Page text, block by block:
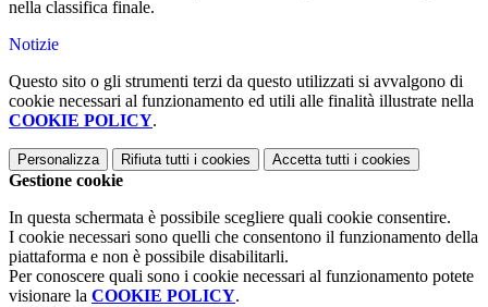
nella classifica finale.
Notizie
Questo sito o gli strumenti terzi da questo utilizzati si avvalgono di
cookie necessari al funzionamento ed utili alle finalità illustrate nella
COOKIE POLICY.
Personalizza Rifiuta tutti i cookies Accetta tutti i cookies
Gestione cookie
In questa schermata è possibile scegliere quali cookie consentire.
I cookie necessari sono quelli che consentono il funzionamento della
piattaforma e non è possibile disabilitarli.
Per conoscere quali sono i cookie necessari al funzionamento potete
visionare la COOKIE POLICY.